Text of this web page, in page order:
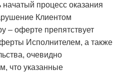
начатый процесс оказания
Клиентом
– оферте препятствует
Исполнителем, а также
очевидно
что указанные